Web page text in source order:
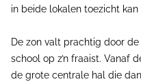
in beide lokalen toezicht kan
De zon valt prachtig door
school op z’n fraaist. Vanaf
de grote centrale hal die